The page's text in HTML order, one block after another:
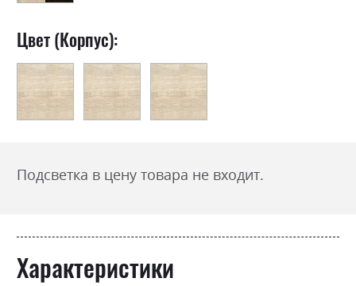
Цвет (Корпус):
Подсветка в цену товара не входит.
Характеристики